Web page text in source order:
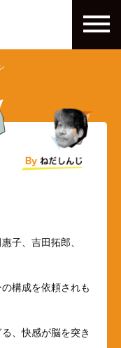
子、吉田拓郎、
構成を依頼されも
、快感が脳を突き